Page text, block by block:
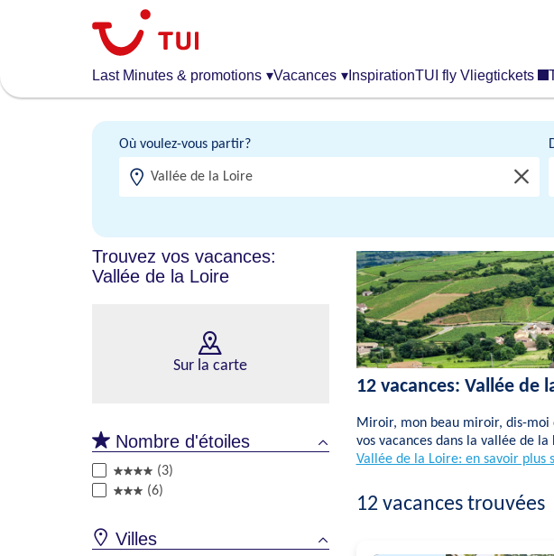
Last Minutes & promotions ▾Vacances ▾ InspirationTUI fly Vliegtickets
Où voulez-vous partir?
Trouvez vos vacances:
Vallée de la Loire
Sur la carte
Nombre d'étoiles
(3)
(6)
Villes
12 vacances: Vallée de
Miroir, mon beau miroir, dis-moi
vos vacances dans la vallée de
Vallée de la Loire: en savoir plus
12vacances trouvées